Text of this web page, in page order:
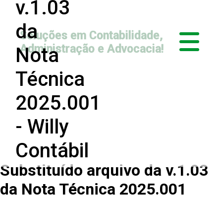
Soluções em Contabilidade,
Administração e Advocacia!
Substituído arquivo da v.1.03
da Nota Técnica 2025.001